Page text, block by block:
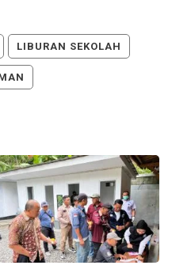
LIBURAN SEKOLAH